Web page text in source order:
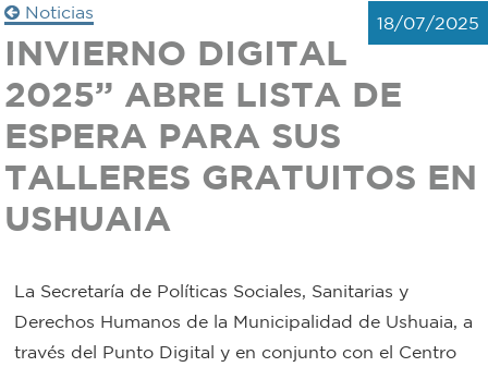
Defensa
civil
Zoonosis
Rentas
Trámites
Transparencia
Actualidad
Correo
Personal
municipal
Noticias
18/07/2025
INVIERNO DIGITAL
2025” ABRE LISTA DE
ESPERA PARA SUS
TALLERES GRATUITOS EN
USHUAIA
La Secretaría de Políticas Sociales, Sanitarias y
Derechos Humanos de la Municipalidad de Ushuaia, a
través del Punto Digital y en conjunto con el Centro